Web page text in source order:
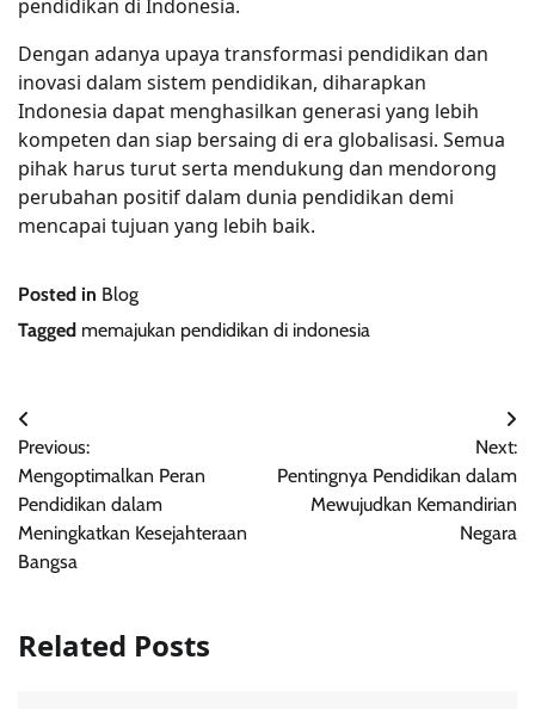
pendidikan di Indonesia.
Dengan adanya upaya transformasi pendidikan dan
inovasi dalam sistem pendidikan, diharapkan
Indonesia dapat menghasilkan generasi yang lebih
kompeten dan siap bersaing di era globalisasi. Semua
pihak harus turut serta mendukung dan mendorong
perubahan positif dalam dunia pendidikan demi
mencapai tujuan yang lebih baik.
Posted in Blog
Tagged memajukan pendidikan di indonesia
Post
navigation
Previous:
Mengoptimalkan Peran
Pendidikan dalam
Meningkatkan Kesejahteraan
Bangsa
Next:
Pentingnya Pendidikan dalam
Mewujudkan Kemandirian
Negara
Related Posts